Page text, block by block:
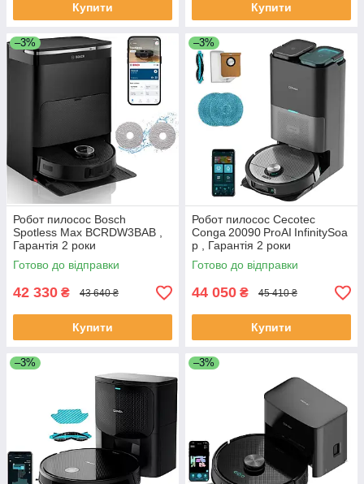
Купити Купити
–3%
Робот пилосос Bosch
Spotless Max BCRDW3BAB ,
Гарантія 2 роки
Готово до відправки
42 330 ₴ 43 640 ₴
Купити
–3%
Робот пилосос Cecotec
Conga 20090 ProAI InfinitySoa
p , Гарантія 2 роки
Готово до відправки
44 050 ₴ 45 410 ₴
Купити
–3% –3%